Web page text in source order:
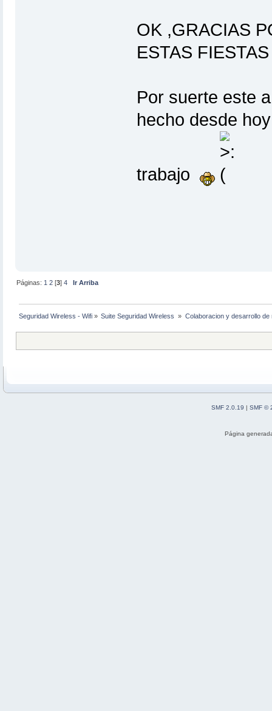
OK ,GRACIAS
ESTAS
Por suerte este
hecho desde
trabajo
Páginas: 1 2 [3]4 Ir Arriba
Seguridad Wireless - Wifi » Suite Seguridad Wireless » Colaboracion y desarrollo de
SMF 2.0.19 | SMF ©
Página